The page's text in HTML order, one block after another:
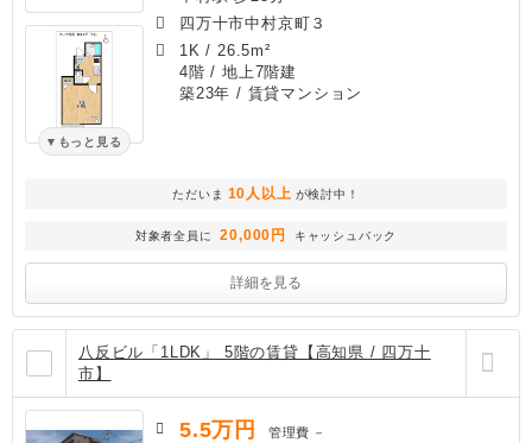
もっと見る
四万十市中村京町３
1K / 26.5m²
4階 / 地上7階建
築23年 / 賃貸マンション
ただいま 10人以上 が検討中！
対象者全員に 20,000円 キャッシュバック
詳細を見る
八反ビル「1LDK」 5階の賃貸【高知県 / 四万十
市】
5.5万円 管理費 －